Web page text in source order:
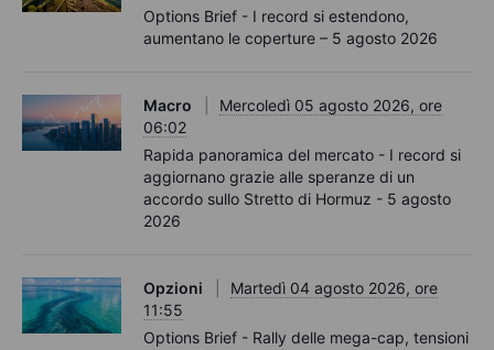
Options Brief - I record si estendono,
aumentano le coperture – 5 agosto 2026
Macro
Mercoledì 05 agosto 2026, ore
06:02
Rapida panoramica del mercato - I record si
aggiornano grazie alle speranze di un
accordo sullo Stretto di Hormuz - 5 agosto
2026
Opzioni
Martedì 04 agosto 2026, ore
11:55
Options Brief - Rally delle mega-cap, tensioni